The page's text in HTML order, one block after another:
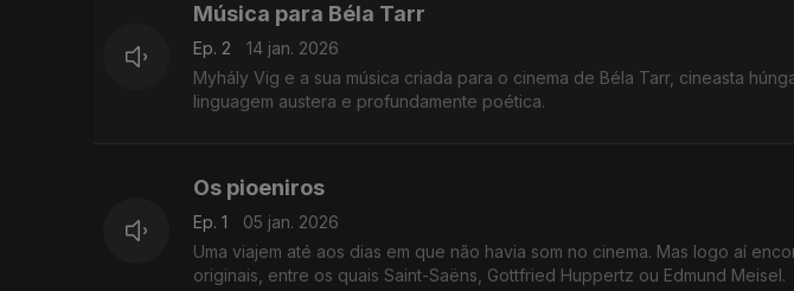
Música para Béla Tarr
Ep. 2
14 jan. 2026
Myhály Vig e a sua música criada para o cinema de Béla Tarr, cineasta
linguagem austera e profundamente poética.
Os pioeniros
Ep. 1
05 jan. 2026
Uma viajem até aos dias em que não havia som no cinema. Mas logo aí
originais, entre os quais Saint-Saëns, Gottfried Huppertz ou Edmund Meisel.